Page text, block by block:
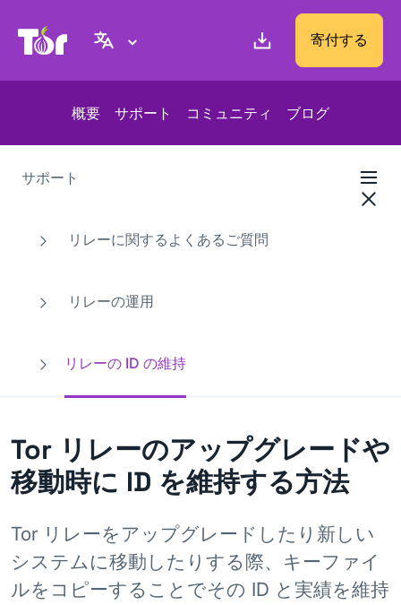
Tor Project ウェブサイト 寄付する
概要 サポート コミュニティ ブログ
サポート
リレーに関するよくあるご質問
リレーの運用
リレーの ID の維持
Tor リレーのアップグレードや
移動時に ID を維持する方法
Tor リレーをアップグレードしたり新しい
システムに移動したりする際、キーファイ
ルをコピーすることでその ID と実績を維持